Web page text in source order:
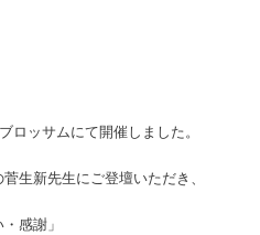
ロッサムにて開催しました。
生新先生にご登壇いただき、
感謝」